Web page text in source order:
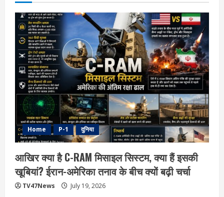
Home P-1 दुनिया
आखिर क्या है C-RAM मिसाइल सिस्टम, क्या हैं इसकी
खूबियां? ईरान-अमेरिका तनाव के बीच क्यों बढ़ी चर्चा
TV47News July 19, 2026